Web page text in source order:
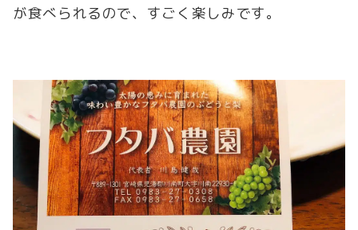
が食べられるので、すごく楽しみです。